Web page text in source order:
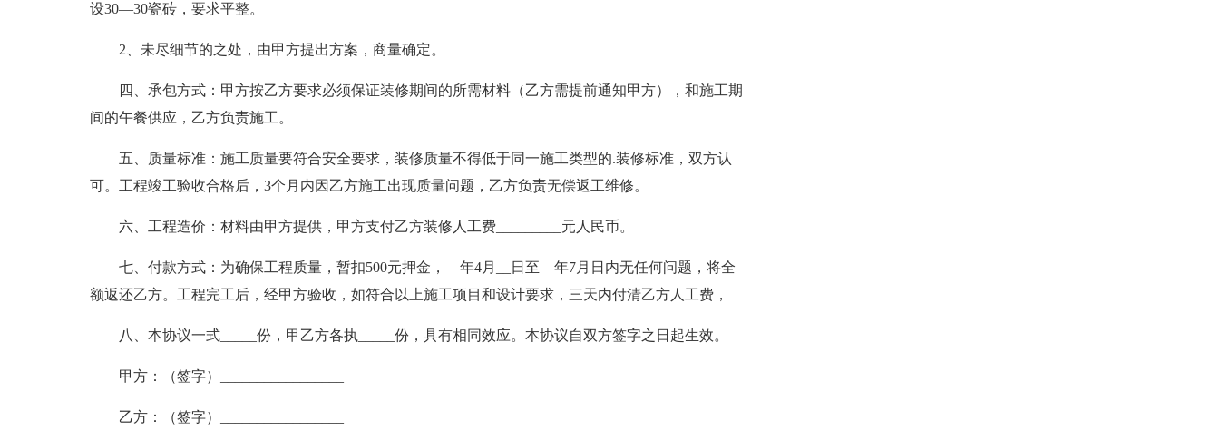
设30—30瓷砖，要求平整。
2、未尽细节的之处，由甲方提出方案，商量确定。
四、承包方式：甲方按乙方要求必须保证装修期间的所需材料（乙方需提前通知甲方），和施工期
间的午餐供应，乙方负责施工。
五、质量标准：施工质量要符合安全要求，装修质量不得低于同一施工类型的.装修标准，双方认
可。工程竣工验收合格后，3个月内因乙方施工出现质量问题，乙方负责无偿返工维修。
六、工程造价：材料由甲方提供，甲方支付乙方装修人工费_________元人民币。
七、付款方式：为确保工程质量，暂扣500元押金，—年4月__日至—年7月日内无任何问题，将全
额返还乙方。工程完工后，经甲方验收，如符合以上施工项目和设计要求，三天内付清乙方人工费，
八、本协议一式_____份，甲乙方各执_____份，具有相同效应。本协议自双方签字之日起生效。
甲方：（签字）_________________
乙方：（签字）_________________